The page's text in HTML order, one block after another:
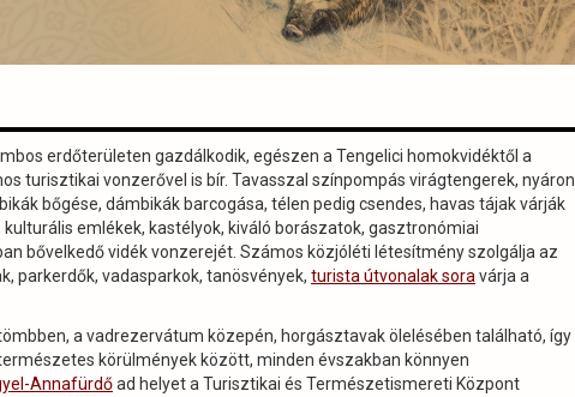
erdőterületen gazdálkodik, egészen a Tengelici homokvidéktől a
turisztikai vonzerővel is bír. Tavasszal színpompás virágtengerek, nyáron
bőgése, dámbikák barcogása, télen pedig csendes, havas tájak várják
emlékek, kastélyok, kiváló borászatok, gasztronómiai
bővelkedő vidék vonzerejét. Számos közjóléti létesítmény szolgálja az
parkerdők, vadasparkok, tanösvények, turista útvonalak sora várja a
a vadrezervátum közepén, horgásztavak ölelésében található, így
körülmények között, minden évszakban könnyen
Annafürdőad helyet a Turisztikai és Természetismereti Központ